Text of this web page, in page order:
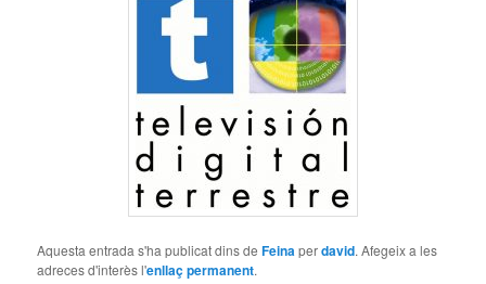
Aquesta entrada s'ha publicat dins deFeina perdavid. Afegeix a les
adreces d'interès l'enllaç permanent.